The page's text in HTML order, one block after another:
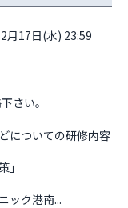
月17日(水) 23:59
さい。
についての研修内容
」
ック港南...